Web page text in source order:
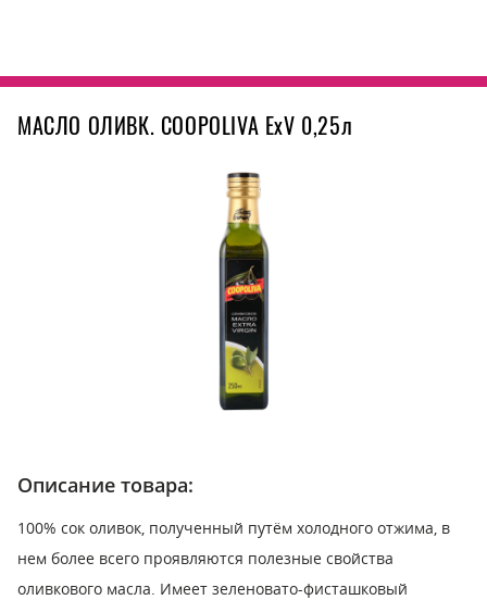
МАСЛО ОЛИВК. COOPOLIVA ExV 0,25л
Описание товара:
100% сок оливок, полученный путём холодного отжима, в
нем более всего проявляются полезные свойства
оливкового масла. Имеет зеленовато-фисташковый